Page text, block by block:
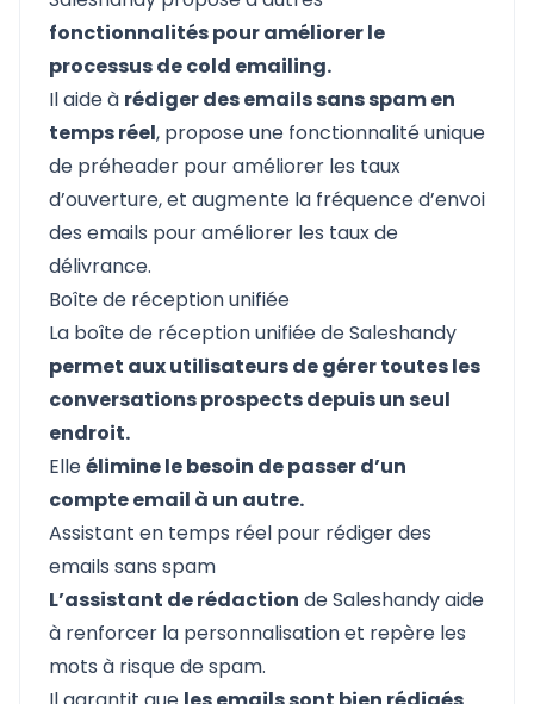
fonctionnalités pour améliorer le
processus de cold emailing.
Il aide à rédiger des emails sans spam en
temps réel, propose une fonctionnalité unique
de préheader pour améliorer les taux
d’ouverture, et augmente la fréquence d’envoi
des emails pour améliorer les taux de
délivrance.
Boîte de réception unifiée
La boîte de réception unifiée de Saleshandy
permet aux utilisateurs de gérer toutes les
conversations prospects depuis un seul
endroit.
Elleélimine le besoin de passer d’un
compte email à un autre.
Assistant en temps réel pour rédiger des
emails sans spam
L’assistant de rédaction de Saleshandy aide
à renforcer la personnalisation et repère les
mots à risque de spam.